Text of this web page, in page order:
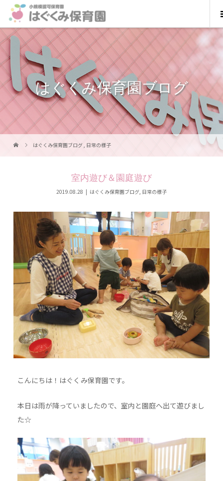
はぐくみ保育園ブログ
はぐくみ保育園ブログ, 日常の様子
室内遊び＆園庭遊び
2019.08.28 はぐくみ保育園ブログ 日常の様子
こんにちは！はぐくみ保育園です。
本日は雨が降っていましたので、室内と園庭へ出て遊びまし
た☆